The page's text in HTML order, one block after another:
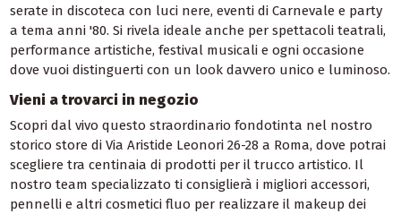
serate in discoteca con luci nere, eventi di Carnevale e party
a tema anni '80. Si rivela ideale anche per spettacoli teatrali,
performance artistiche, festival musicali e ogni occasione
dove vuoi distinguerti con un look davvero unico e luminoso.
Vieni a trovarci in negozio
Scopri dal vivo questo straordinario fondotinta nel nostro
storico store di Via Aristide Leonori 26-28 a Roma, dove potrai
scegliere tra centinaia di prodotti per il trucco artistico. Il
nostro team specializzato ti consiglierà i migliori accessori,
pennelli e altri cosmetici fluo per realizzare il makeup dei